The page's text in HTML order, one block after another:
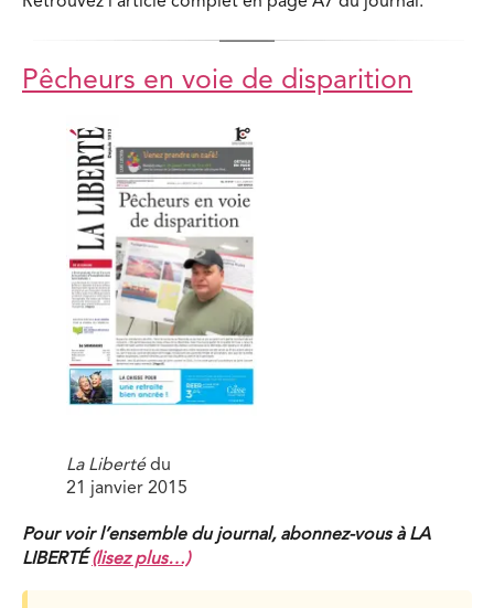
Pêcheurs en voie de disparition
La Libertédu
21 janvier 2015
Pour voir l’ensemble du journal, abonnez-vous à LA
LIBERTÉ(lisez plus…)